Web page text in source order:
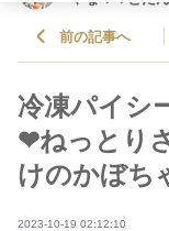
前の記事へ
冷凍パイシ
❤ねっとり
けのかぼち
2023-10-19 02:12:10